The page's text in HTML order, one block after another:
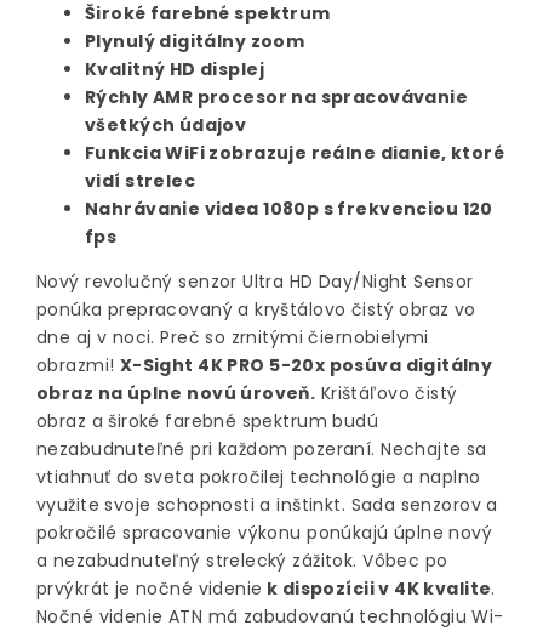
Široké farebné spektrum
Plynulý digitálny zoom
Kvalitný HD displej
Rýchly AMR procesor na spracovávanie
všetkých údajov
Funkcia WiFi zobrazuje reálne dianie, ktoré
vidí strelec
Nahrávanie videa 1080p s frekvenciou 120
fps
Nový revolučný senzor Ultra HD Day/Night Sensor
ponúka prepracovaný a kryštálovo čistý obraz vo
dne aj v noci. Preč so zrnitými čiernobielymi
obrazmi! X-Sight 4K PRO 5-20x posúva digitálny
obraz na úplne novú úroveň. Krištáľovo čistý
obraz a široké farebné spektrum budú
nezabudnuteľné pri každom pozeraní. Nechajte sa
vtiahnuť do sveta pokročilej technológie a naplno
využite svoje schopnosti a inštinkt. Sada senzorov a
pokročilé spracovanie výkonu ponúkajú úplne nový
a nezabudnuteľný strelecký zážitok. Vôbec po
prvýkrát je nočné videnie k dispozícii v 4K kvalite.
Nočné videnie ATN má zabudovanú technológiu Wi-